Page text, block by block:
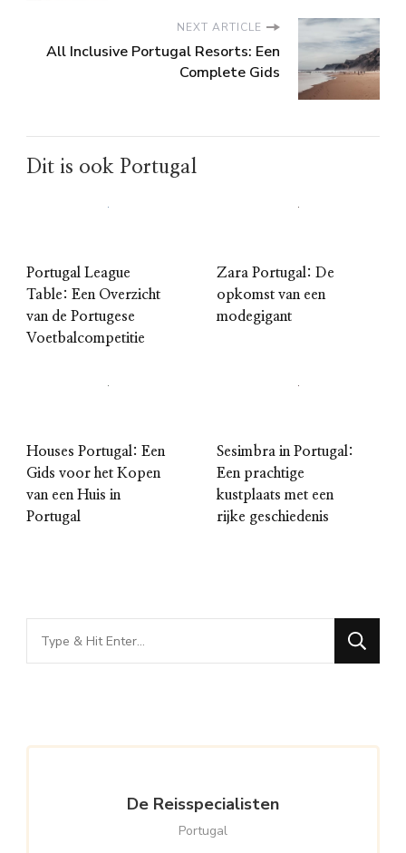
NEXT ARTICLE
All Inclusive Portugal Resorts: Een
Complete Gids
Dit is ook Portugal
Portugal League
Table: Een Overzicht
van de Portugese
Voetbalcompetitie
Zara Portugal: De
opkomst van een
modegigant
Houses Portugal: Een
Gids voor het Kopen
van een Huis in
Portugal
Sesimbra in Portugal:
Een prachtige
kustplaats met een
rijke geschiedenis
Looking
for
De Reisspecialisten
Portugal